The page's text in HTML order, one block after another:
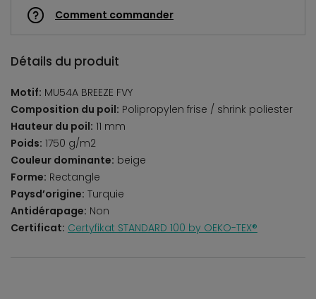
Comment commander
Détails du produit
Motif: MU54A BREEZE FVY
Composition du poil: Polipropylen frise / shrink poliester
Hauteur du poil: 11 mm
Poids: 1750 g/m2
Couleur dominante: beige
Forme: Rectangle
Paysd’origine: Turquie
Antidérapage: Non
Certificat: Certyfikat STANDARD 100 by OEKO-TEX®